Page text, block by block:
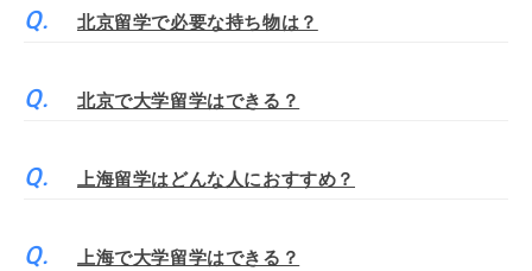
北京留学で必要な持ち物は？
北京で大学留学はできる？
上海留学はどんな人におすすめ？
上海で大学留学はできる？